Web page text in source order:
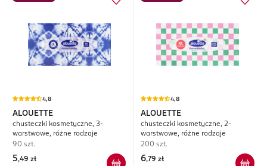
4,8
ALOUETTE
chusteczki kosmetyczne, 3-
warstwowe, różne rodzaje
90 szt.
5,49 zł
4,8
ALOUETTE
chusteczki kosmetyczne, 2-
warstwowe, różne rodzaje
200 szt.
6,79 zł